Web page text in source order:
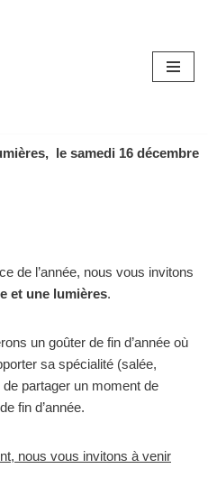
le samedi 16 décembre
de l’année, nous vous invitons
et une lumières.
un goûter de fin d’année où
sa spécialité (salée,
partager un moment de
fin d’année.
nous vous invitons à venir